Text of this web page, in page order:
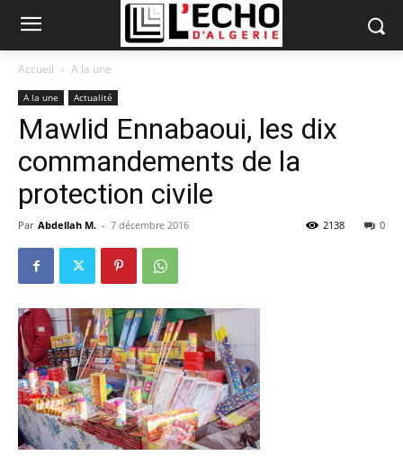
Accueil A la une
A la une Actualité
Mawlid Ennabaoui, les dix
commandements de la
protection civile
Par Abdellah M. - 7 décembre 2016 0
2138